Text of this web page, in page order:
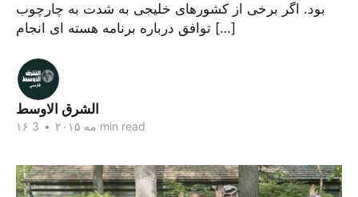
بود. اگر برخی از کشورهای خلیجی به شدت به چارچوب
توافق درباره برنامه هسته ای انجام […]
الشرق الاوسط
۱۶ مه ۲۰۱۵ • 3 min read